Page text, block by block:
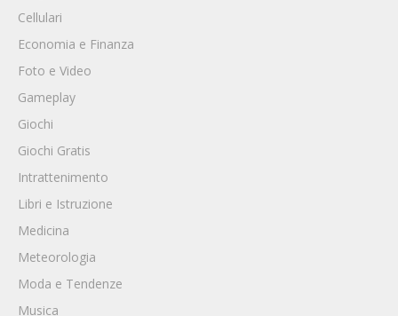
Cellulari
Economia e Finanza
Foto e Video
Gameplay
Giochi
Giochi Gratis
Intrattenimento
Libri e Istruzione
Medicina
Meteorologia
Moda e Tendenze
Musica